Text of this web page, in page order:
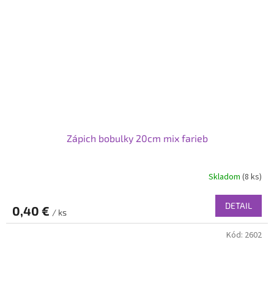
Zápich bobulky 20cm mix farieb
Skladom (8 ks)
0,40 € / ks
DETAIL
Kód: 2602